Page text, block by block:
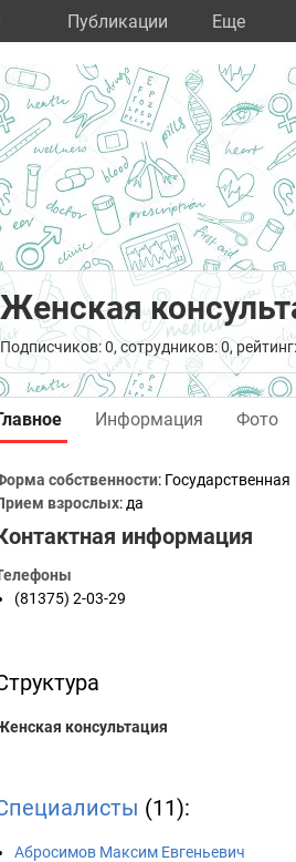
Публикации Eще
Женская
Подписчиков: 0, сотрудников: 0, рейтинг:
Информация Фото
собственности: Государственная
взрослых: да
информация
(81375) 2-03-29
консультация
(11):
Абросимов Максим Евгеньевич